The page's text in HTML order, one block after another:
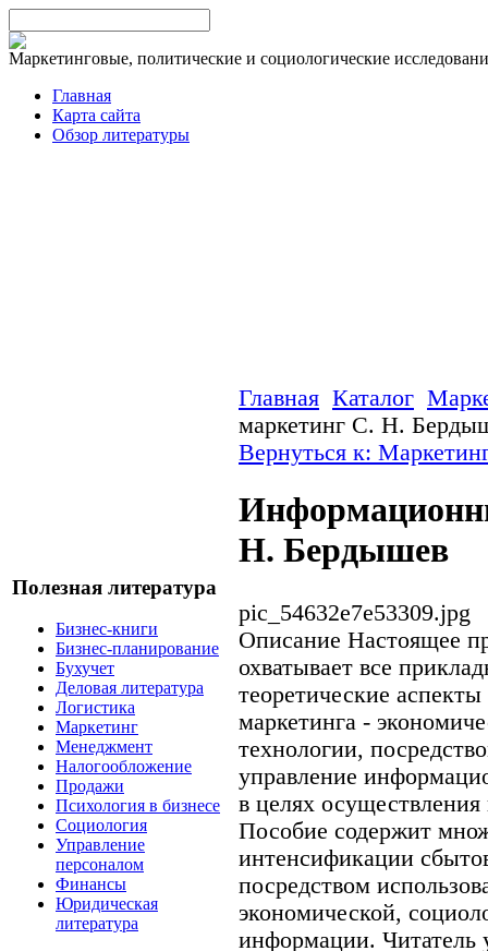
Маркетинговые, политические и социологические
Главная
Карта сайта
Обзор литературы
Полезная литература
Бизнес-книги
Бизнес-планирование
Бухучет
Деловая литература
Логистика
Маркетинг
Менеджмент
Налогообложение
Продажи
Психология в бизнесе
Социология
Управление
персоналом
Финансы
Юридическая
литература
Главная Каталог
маркетинг С. Н.
Вернуться к:
Н. Бердышев
pic_54632e7e53309.jpg
Описание Настоящее
охватывает все
теоретические
маркетинга -
технологии,
управление
в целях
Пособие содержит
интенсификации
посредством
экономической,
информации. Читатель